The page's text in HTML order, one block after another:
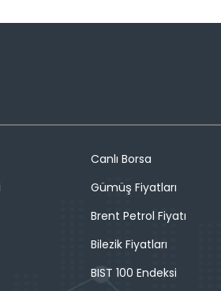
Canlı Borsa
Gümüş Fiyatları
Brent Petrol Fiyatı
Bilezik Fiyatları
BIST 100 Endeksi